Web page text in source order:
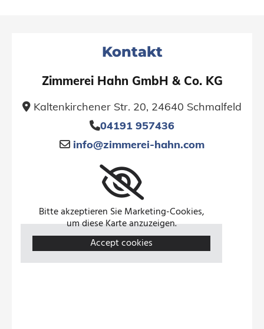
Kontakt
Zimmerei Hahn GmbH & Co. KG
 Kaltenkirchener Str. 20, 24640 Schmalfeld
04191 957436
 info@zimmerei-hahn.com
Bitte akzeptieren Sie Marketing-Cookies,
um diese Karte anzuzeigen.
Accept cookies